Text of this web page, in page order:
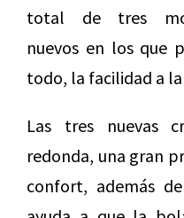
total de tres
nuevos en los que
todo, la facilidad a
Las tres nuevas
redonda, una gran
confort, además